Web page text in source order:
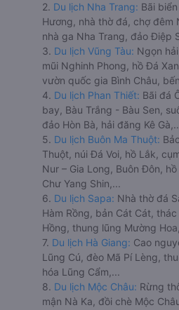
2. Du lịch Nha Trang: Bãi
Hương, nhà thờ đá, chợ đêm
nhà ga Nha Trang, đảo Điệp
3. Du lịch Vũng Tàu: Ngọn
mũi Nghinh Phong, hồ Đá
vườn quốc gia Bình Châu,
4. Du lịch Phan Thiết: Bãi đá
bay, Bàu Trắng - Bàu Sen,
đảo Hòn Bà, hải đăng Kê
5. Du lịch Buôn Ma Thuột:
Thuột, núi Đá Voi, hồ Lắk,
Nur – Gia Long, Buôn Đôn,
Chư Yang Shin,...
6. Du lịch Sapa: Nhà thờ đá
Hàm Rồng, bản Cát Cát,
Hồng, thung lũng Mường
7. Du lịch Hà Giang: Cao
Lũng Cú, đèo Mã Pí Lèng,
hóa Lũng Cẩm,...
8. Du lịch Mộc Châu: Rừng
mận Nà Ka, đồi chè Mộc